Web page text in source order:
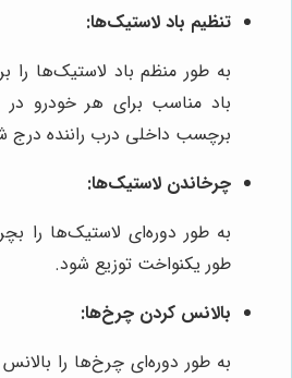
تنظیم باد لاستیک‌ها:
به طور منظم باد لاستیک‌ها را
باد مناسب برای هر خودرو در
برچسب داخلی درب راننده
چرخاندن لاستیک‌ها:
به طور دوره‌ای لاستیک‌ها را
طور یکنواخت توزیع شود.
بالانس کردن چرخ‌ها:
به طور دوره‌ای چرخ‌ها را